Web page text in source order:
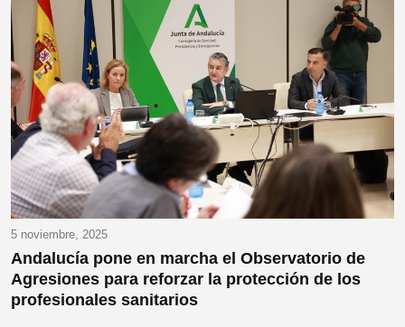
5 noviembre, 2025
Andalucía pone en marcha el Observatorio de
Agresiones para reforzar la protección de los
profesionales sanitarios